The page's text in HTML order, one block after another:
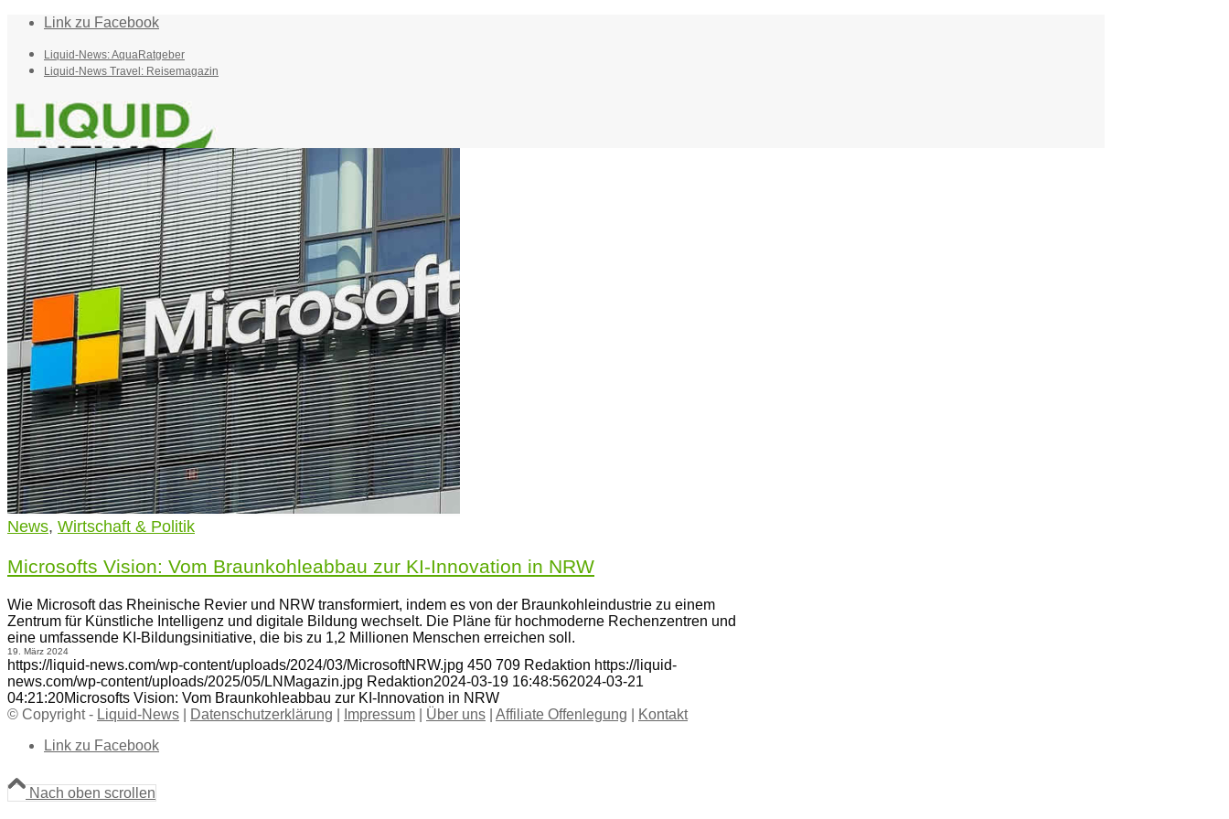
Link zu Facebook
Liquid-News: AquaRatgeber
Liquid-News Travel: Reisemagazin
Home
Suche
Menü Menü
News, Wirtschaft & Politik
Microsofts Vision: Vom Braunkohleabbau zur KI-Innovation in NRW
Wie Microsoft das Rheinische Revier und NRW transformiert, indem es von der Braunkohleindustrie zu einem
Zentrum für Künstliche Intelligenz und digitale Bildung wechselt. Die Pläne für hochmoderne Rechenzentren und
eine umfassende KI-Bildungsinitiative, die bis zu 1,2 Millionen Menschen erreichen soll.
19. März 2024
https://liquid-news.com/wp-content/uploads/2024/03/MicrosoftNRW.jpg 450 709 Redaktion https://liquid-
news.com/wp-content/uploads/2025/05/LNMagazin.jpg Redaktion2024-03-19 16:48:562024-03-21
04:21:20Microsofts Vision: Vom Braunkohleabbau zur KI-Innovation in NRW
© Copyright - Liquid-News Datenschutzerklärung Impressum Über uns Affiliate Offenlegung
Kontakt
Link zu Facebook
Nach oben scrollen